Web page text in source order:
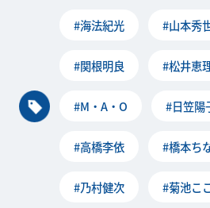
#海法紀光 #山本秀
#関根明良 #松井恵
#M・A・O #日笠陽
#高橋李依 #橋本ち
#乃村健次 #菊池こ